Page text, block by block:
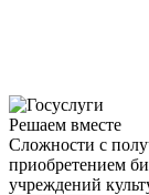
Решаем вместе
Сложности с
приобретением
учреждений